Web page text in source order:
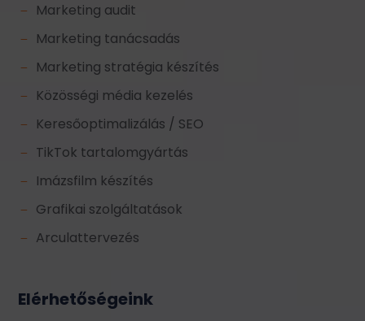
K Marketing audit
K Marketing tanácsadás
K Marketing stratégia készítés
K Közösségi média kezelés
K Keresőoptimalizálás / SEO
K TikTok tartalomgyártás
K Imázsfilm készítés
K Grafikai szolgáltatások
K Arculattervezés
Elérhetőségeink